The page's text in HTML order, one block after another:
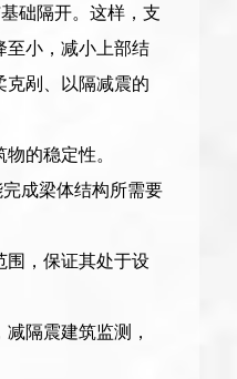
础隔开。这样，支
至小，减小上部结
克剐、以隔减震的
的稳定性。
成梁体结构所需要
围，保证其处于设
隔震建筑监测，